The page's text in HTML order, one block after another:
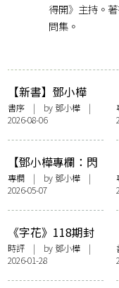
得開》主持。
問集。
【新書】鄧小樺
《無憂花》自序
書序 | by鄧小樺 |
2026-08-06
【鄧小樺專欄：閃
爍其辭】這樣的時
間到底有何意義
專欄 | by鄧小樺 |
2026-05-07
《字花》118期封
面事件之我見
時評 | by鄧小樺 |
2026-01-28